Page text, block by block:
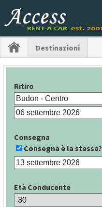
Destinazioni
Ritiro
Consegna
Consegna è la stessa?
Età Conducente